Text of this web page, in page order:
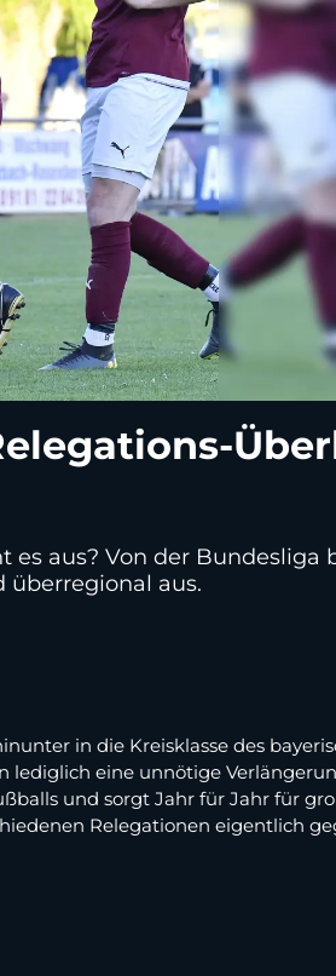
aus? Von der Bundesliga
überregional aus.
in die Kreisklasse des
eine unnötige
und sorgt Jahr für Jahr für
Relegationen eigentlich